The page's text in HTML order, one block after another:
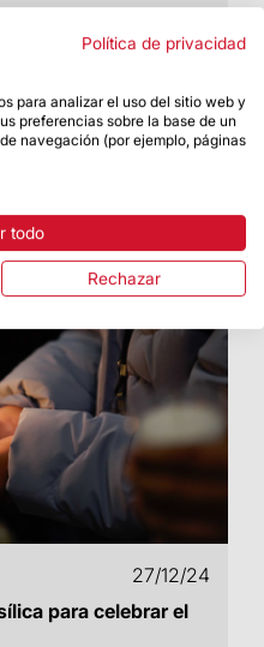
en el recinto de
27/12/24
para celebrar el
Política de privacidad
para analizar el uso del sitio web y
preferencias sobre la base de un
navegación (por ejemplo, páginas
todo
Rechazar